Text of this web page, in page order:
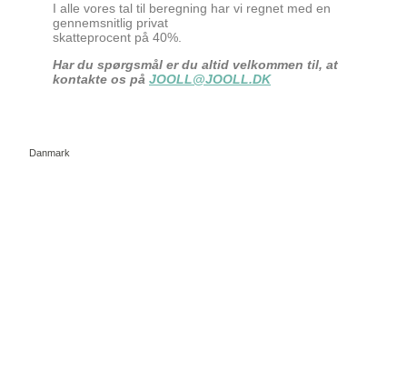
I alle vores tal til beregning har vi regnet med en
gennemsnitlig privat
skatteprocent på 40%.
Har du spørgsmål er du altid velkommen til, at
kontakte os på JOOLL@JOOLL.DK